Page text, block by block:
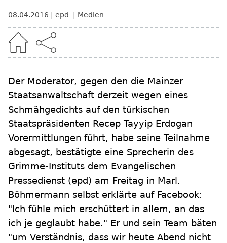
08.04.2016 epd Medien
Der Moderator, gegen den die Mainzer
Staatsanwaltschaft derzeit wegen eines
Schmähgedichts auf den türkischen
Staatspräsidenten Recep Tayyip Erdogan
Vorermittlungen führt, habe seine Teilnahme
abgesagt, bestätigte eine Sprecherin des
Grimme-Instituts dem Evangelischen
Pressedienst (epd) am Freitag in Marl.
Böhmermann selbst erklärte auf Facebook:
"Ich fühle mich erschüttert in allem, an das
ich je geglaubt habe." Er und sein Team bäten
"um Verständnis, dass wir heute Abend nicht